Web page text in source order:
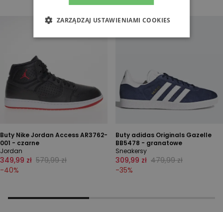
Buty Nike Jordan Access AR3762-
001 - czarne
Jordan
349,99 zł 579,99 zł
-40%
Buty adidas Originals Gazelle
BB5478 - granatowe
Sneakersy
309,99 zł 479,99 zł
-35%
ZARZĄDZAJ USTAWIENIAMI COOKIES